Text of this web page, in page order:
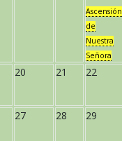
Ascensión
de
Nuestra
Señora
20 21 22
27 28 29